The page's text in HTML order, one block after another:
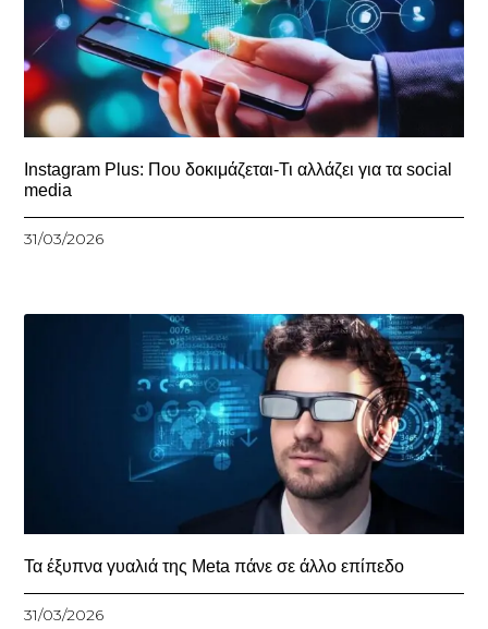
Instagram Plus: Που δοκιμάζεται-Τι αλλάζει για τα social
media
31/03/2026
Τα έξυπνα γυαλιά της Meta πάνε σε άλλο επίπεδο
31/03/2026